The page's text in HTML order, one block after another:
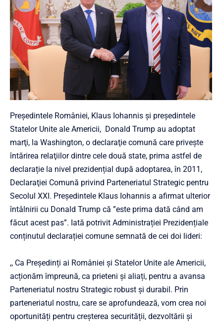
Președintele României, Klaus Iohannis şi președintele
Statelor Unite ale Americii, Donald Trump au adoptat
marţi, la Washington, o declaraţie comună care priveşte
întărirea relaţiilor dintre cele două state, prima astfel de
declarație la nivel prezidențial după adoptarea, în 2011,
Declaraţiei Comună privind Parteneriatul Strategic pentru
Secolul XXI. Președintele Klaus Iohannis a afirmat ulterior
întâlnirii cu Donald Trump că ”este prima dată când am
făcut acest pas”. Iată potrivit Administrației Prezidențiale
conținutul declarației comune semnată de cei doi lideri:
,, Ca Președinți ai României și Statelor Unite ale Americii,
acționăm împreună, ca prieteni și aliați, pentru a avansa
Parteneriatul nostru Strategic robust și durabil. Prin
parteneriatul nostru, care se aprofundează, vom crea noi
oportunități pentru creșterea securității, dezvoltării și